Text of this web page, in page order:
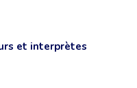
et interprètes